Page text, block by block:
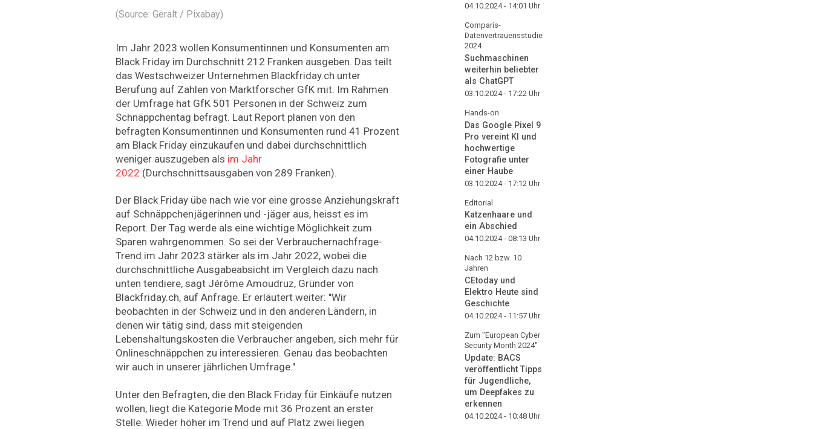
(Source: Geralt / Pixabay)
Im Jahr 2023 wollen Konsumentinnen und Konsumenten am
Black Friday im Durchschnitt 212 Franken ausgeben. Das teilt
das Westschweizer Unternehmen Blackfriday.ch unter
Berufung auf Zahlen von Marktforscher GfK mit. Im Rahmen
der Umfrage hat GfK 501 Personen in der Schweiz zum
Schnäppchentag befragt. Laut Report planen von den
befragten Konsumentinnen und Konsumenten rund 41 Prozent
am Black Friday einzukaufen und dabei durchschnittlich
weniger auszugeben als im Jahr
2022 (Durchschnittsausgaben von 289 Franken).
Der Black Friday übe nach wie vor eine grosse Anziehungskraft
auf Schnäppchenjägerinnen und -jäger aus, heisst es im
Report. Der Tag werde als eine wichtige Möglichkeit zum
Sparen wahrgenommen. So sei der Verbrauchernachfrage-
Trend im Jahr 2023 stärker als im Jahr 2022, wobei die
durchschnittliche Ausgabeabsicht im Vergleich dazu nach
unten tendiere, sagt Jérôme Amoudruz, Gründer von
Blackfriday.ch, auf Anfrage. Er erläutert weiter: "Wir
beobachten in der Schweiz und in den anderen Ländern, in
denen wir tätig sind, dass mit steigenden
Lebenshaltungskosten die Verbraucher angeben, sich mehr für
Onlineschnäppchen zu interessieren. Genau das beobachten
wir auch in unserer jährlichen Umfrage."
Unter den Befragten, die den Black Friday für Einkäufe nutzen
wollen, liegt die Kategorie Mode mit 36 Prozent an erster
Stelle. Wieder höher im Trend und auf Platz zwei liegen
04.10.2024 - 14:01 Uhr
Comparis-
Datenvertrauensstudie
2024
Suchmaschinen
weiterhin beliebter
als ChatGPT
03.10.2024 - 17:22 Uhr
Hands-on
Das Google Pixel 9
Pro vereint KI und
hochwertige
Fotografie unter
einer Haube
03.10.2024 - 17:12 Uhr
Editorial
Katzenhaare und
ein Abschied
04.10.2024 - 08:13 Uhr
Nach 12 bzw. 10
Jahren
CEtoday und
Elektro Heute sind
Geschichte
04.10.2024 - 11:57 Uhr
Zum "European Cyber
Security Month 2024"
Update: BACS
veröffentlicht Tipps
für Jugendliche,
um Deepfakes zu
erkennen
04.10.2024 - 10:48 Uhr